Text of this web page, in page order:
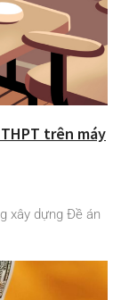
trên máy
xây dựng Đề án